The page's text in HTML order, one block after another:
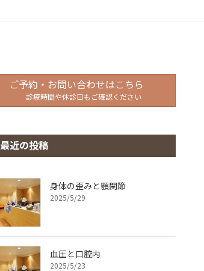
ご予約・お問い合わせはこちら
診療時間や休診日もご確認ください
最近の投稿
身体の歪みと顎関節
2025/5/29
血圧と口腔内
2025/5/23